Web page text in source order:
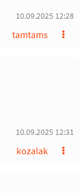
10.09.2025 12:28
tamtams
10.09.2025 12:31
kozalak